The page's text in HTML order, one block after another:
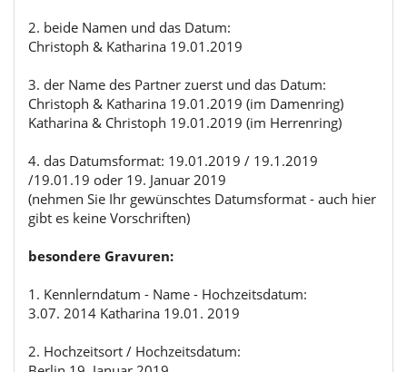
2. beide Namen und das Datum:
Christoph & Katharina 19.01.2019
3. der Name des Partner zuerst und das Datum:
Christoph & Katharina 19.01.2019 (im Damenring)
Katharina & Christoph 19.01.2019 (im Herrenring)
4. das Datumsformat: 19.01.2019 / 19.1.2019
/19.01.19 oder 19. Januar 2019
(nehmen Sie Ihr gewünschtes Datumsformat - auch hier
gibt es keine Vorschriften)
besondere Gravuren:
1. Kennlerndatum - Name - Hochzeitsdatum:
3.07. 2014 Katharina 19.01. 2019
2. Hochzeitsort / Hochzeitsdatum: